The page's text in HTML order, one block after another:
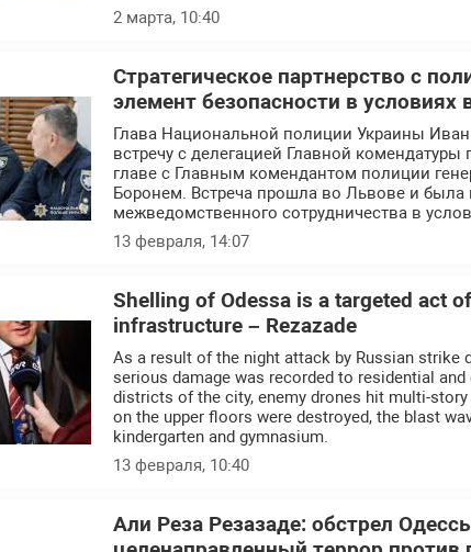
2 марта, 10:40
Стратегическое партнерство с
элемент безопасности в
Глава Национальной полиции Украины
встречу с делегацией Главной
главе с Главным комендантом полиции
Боронем. Встреча прошла во Львове и была
межведомственного сотрудничества в
13 февраля, 14:07
Shelling of Odessa is a targeted act
infrastructure – Rezazade
As a result of the night attack by Russian strike
serious damage was recorded to residential
districts of the city, enemy drones hit multi-
on the upper floors were destroyed, the blast
kindergarten and gymnasium.
13 февраля, 10:40
Али Реза Резазаде: обстрел